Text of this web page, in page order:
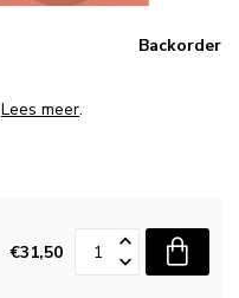
Backorder
Lees meer.
€31,50